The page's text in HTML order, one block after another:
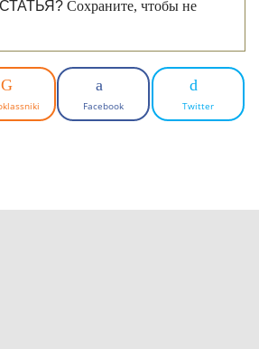
Сохраните, чтобы не
Facebook Twitter